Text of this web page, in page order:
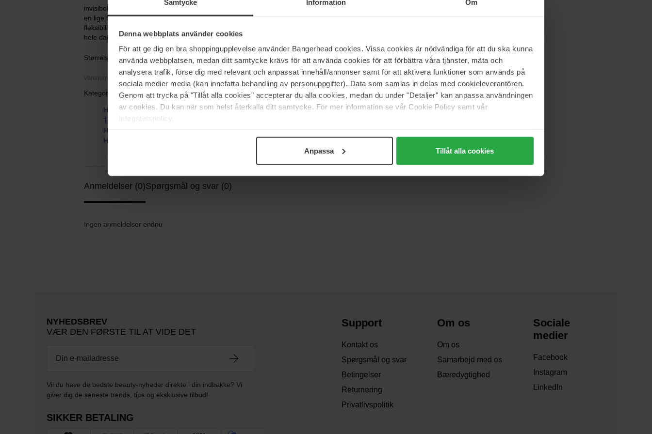
Samtycke Information Om
Denna webbplats använder cookies
För att ge dig en bra shoppingupplevelse använder Bangerhead cookies. Vissa cookies är nödvändiga för att du ska kunna
använda webbplatsen, medan ditt samtycke krävs för att använda cookies för att förbättra våra tjänster, mäta och
analysera trafik, förse dig med relevant och anpassat innehåll/annonser samt för att aktivera funktioner som används på
sociala medier media (kan innefatta behandling av personuppgifter). Data som samlas in delas med cookieleverantören.
Genom att trycka på "Tillåt alla cookies" accepterar du alla cookies, medan du under "Detaljer" kan anpassa användningen
av cookies. Du kan när som helst återkalla ditt samtycke. För mer information se vår Cookie Policy samt vår
Integritetspolicy.
Anpassa Tillåt alla cookies
invisibobble HAIRHALO er et hårelskende hårbånd med en spiral som base, der er designet til sikre
en lige fordeling over hele båndet. Det er let at justere i forhold til hovedets form på grund af dets
fleksibilitet og formbarhed. Med invisibobble HAIRHALO kan du uden problemer have dit hårbånd på
hele dagen lang!
Størrelse: 27 g
Varenummer: 90119
Kategorier:
Hjem
Tilbehør
Hårbånd & Håraccessories
Hairhalo
Anmeldelser (0)Spørgsmål og svar (0)
Ingen anmeldelser endnu
NYHEDSBREV
VÆR DEN FØRSTE TIL AT VIDE DET
Vil du have de bedste beauty-nyheder direkte i din indbakke? Vi
giver dig de seneste trends, tips og eksklusive tilbud!
SIKKER BETALING
Support
Kontakt os
Spørgsmål og svar
Betingelser
Returnering
Privatlivspolitik
Om os
Om os
Samarbejd med os
Bæredygtighed
Sociale
medier
Facebook
Instagram
LinkedIn